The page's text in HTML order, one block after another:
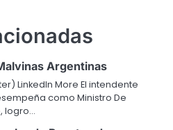
Argentinas
LinkedIn More El intendente
como Ministro De
logro…